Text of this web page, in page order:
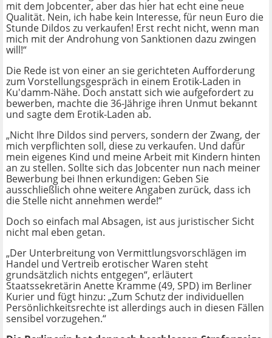
mit dem Jobcenter, aber das hier hat echt eine neue
Qualität. Nein, ich habe kein Interesse, für neun Euro die
Stunde Dildos zu verkaufen! Erst recht nicht, wenn man
mich mit der Androhung von Sanktionen dazu zwingen
will!“
Die Rede ist von einer an sie gerichteten Aufforderung
zum Vorstellungsgespräch in einem Erotik-Laden in
Ku'damm-Nähe. Doch anstatt sich wie aufgefordert zu
bewerben, machte die 36-Jährige ihren Unmut bekannt
und sagte dem Erotik-Laden ab.
„Nicht Ihre Dildos sind pervers, sondern der Zwang, der
mich verpflichten soll, diese zu verkaufen. Und dafür
mein eigenes Kind und meine Arbeit mit Kindern hinten
an zu stellen. Sollte sich das Jobcenter nun nach meiner
Bewerbung bei Ihnen erkundigen: Geben Sie
ausschließlich ohne weitere Angaben zurück, dass ich
die Stelle nicht annehmen werde!“
Doch so einfach mal Absagen, ist aus juristischer Sicht
nicht mal eben getan.
„Der Unterbreitung von Vermittlungsvorschlägen im
Handel und Vertreib erotischer Waren steht
grundsätzlich nichts entgegen“, erläutert
Staatssekretärin Anette Kramme (49, SPD) im Berliner
Kurier und fügt hinzu: „Zum Schutz der individuellen
Persönlichkeitsrechte ist allerdings auch in diesen Fällen
sensibel vorzugehen.“